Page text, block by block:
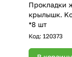
Прокладки
крылышк.
*8 шт
Код: 120373